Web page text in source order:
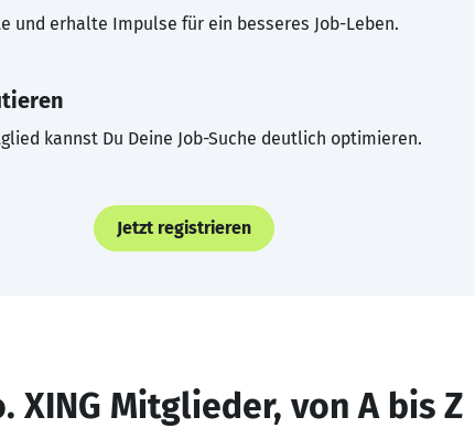
und erhalte Impulse für ein besseres Job-Leben.
kannst Du Deine Job-Suche deutlich optimieren.
Jetzt registrieren
XING Mitglieder, von A bis Z